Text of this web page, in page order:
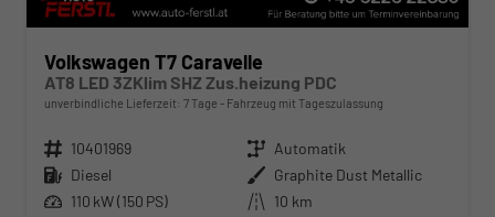
Volkswagen T7 Caravelle
AT8 LED 3ZKlim SHZ Zus.heizung PDC
unverbindliche Lieferzeit: 7 Tage Fahrzeug mit Tageszulassung
Fahrzeugnr. 10401969 Getriebe Automatik
Kraftstoff Diesel Außenfarbe Graphite Dust Metallic
Leistung 110 kW (150 PS) Kilometerstand 10 km